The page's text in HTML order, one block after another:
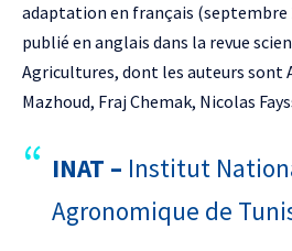
adaptation en français (septembre
publié en anglais dans la revue
Agricultures, dont les auteurs sont
Mazhoud, Fraj Chemak, Nicolas
INAT – Institut
Agronomique de